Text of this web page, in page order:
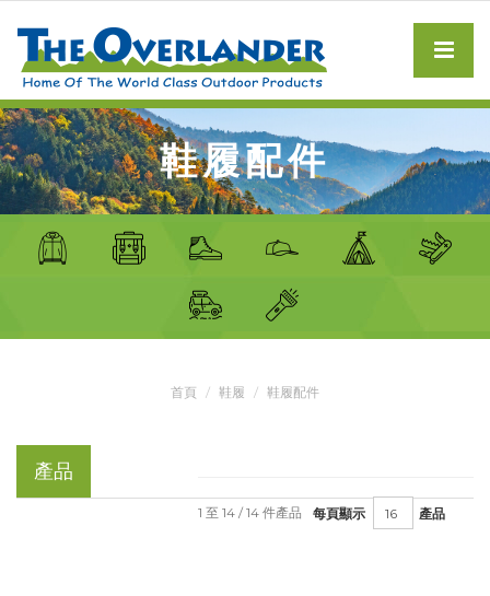
鞋履配件
首頁 鞋履 鞋履配件
產品
每頁顯示 產品
1 至 14 / 14 件產品